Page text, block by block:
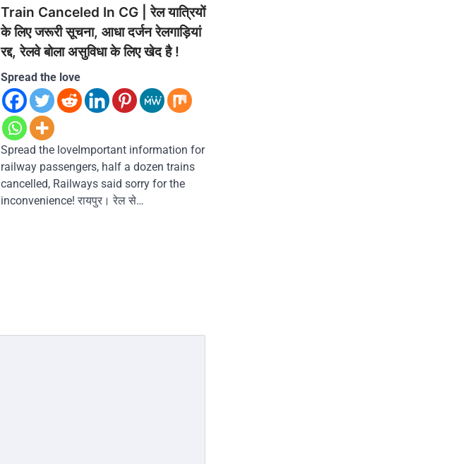
Train Canceled In CG | रेल यात्रियों
के लिए जरूरी सूचना, आधा दर्जन रेलगाड़ियां
रद्द, रेलवे बोला असुविधा के लिए खेद है !
Spread the love
Spread the loveImportant information for
railway passengers, half a dozen trains
cancelled, Railways said sorry for the
inconvenience! रायपुर। रेल से…